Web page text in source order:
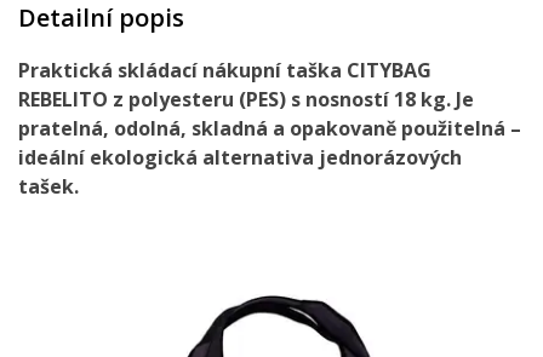
Detailní popis
Praktická skládací nákupní taška CITYBAG
REBELITO z polyesteru (PES) s nosností 18 kg. Je
pratelná, odolná, skladná a opakovaně použitelná –
ideální ekologická alternativa jednorázových
tašek.